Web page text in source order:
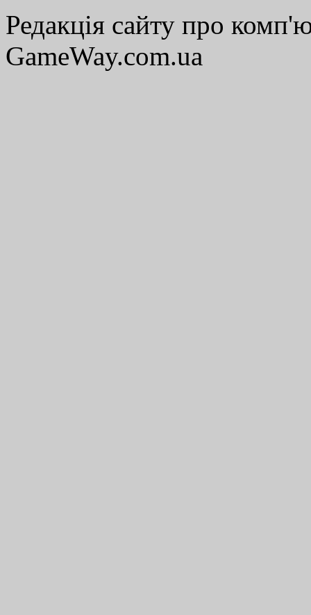
Редакція сайту про
GameWay.com.ua